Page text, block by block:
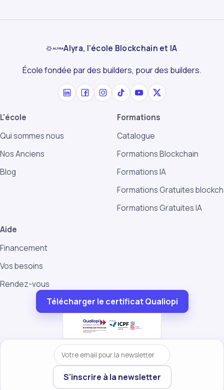
Alyra, l'école Blockchain et IA
École fondée par des builders, pour des builders.
L'école
Qui sommes nous
Nos Anciens
Blog
Formations
Catalogue
Formations Blockchain
Formations IA
Formations Gratuites
Formations Gratuites IA
Aide
Financement
Vos besoins
Rendez-vous
Télécharger le certificat Qualiopi
Votre email
S'inscrire à la newsletter